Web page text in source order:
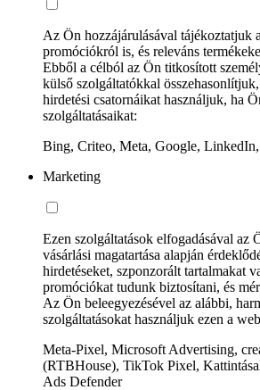
Az Ön hozzájárulásával
promóciókról is, és releváns
Ebből a célból az Ön titkosított
külső szolgáltatókkal
hirdetési csatornáikat használjuk, ha
szolgáltatásaikat:
Bing, Criteo, Meta, Google,
Marketing
Ezen szolgáltatások elfogadásával az
vásárlási magatartása alapján
hirdetéseket, szponzorált tartalmakat
promóciókat tudunk biztosítani, és
Az Ön beleegyezésével az alábbi,
szolgáltatásokat használjuk ezen a
Meta-Pixel, Microsoft Advertising,
(RTBHouse), TikTok Pixel,
Ads Defender